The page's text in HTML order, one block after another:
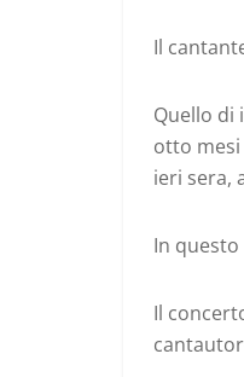
Il
Quello di
otto mesi
ieri sera,
In
Il